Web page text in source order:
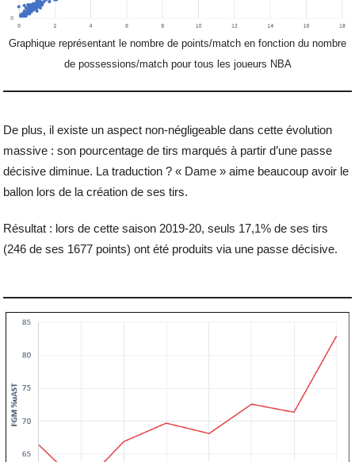
Graphique représentant le nombre de points/match en fonction du nombre
de possessions/match pour tous les joueurs NBA
De plus, il existe un aspect non-négligeable dans cette évolution
massive : son pourcentage de tirs marqués à partir d’une passe
décisive diminue. La traduction ? « Dame » aime beaucoup avoir le
ballon lors de la création de ses tirs.
Résultat : lors de cette saison 2019-20, seuls 17,1% de ses tirs
(246 de ses 1677 points) ont été produits via une passe décisive.